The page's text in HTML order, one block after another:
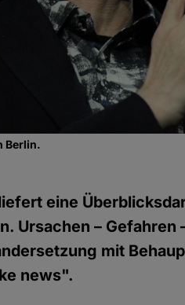
Berlin.
eine
Ursachen – Gefahren
mit
news".